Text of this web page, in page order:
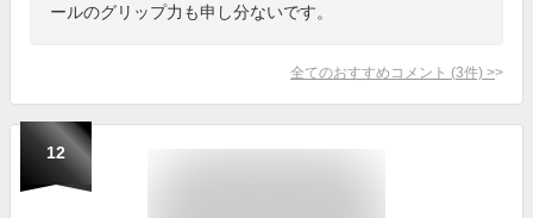
ールのグリップ力も申し分ないです。
全てのおすすめコメント (3件) >
12